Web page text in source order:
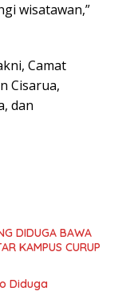
wisatawan,”
Camat
Cisarua,
dan
DIDUGA BAWA
KAMPUS CURUP
Diduga